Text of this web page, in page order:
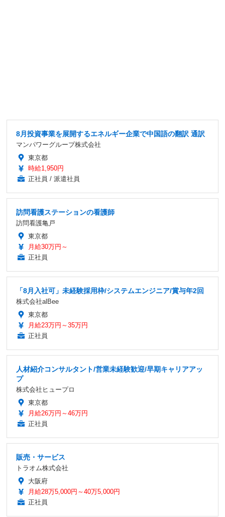
8月投資事業を展開するエネルギー企業で中国語の翻訳 通訳
マンパワーグループ株式会社
東京都
時給1,950円
正社員 / 派遣社員
訪問看護ステーションの看護師
訪問看護亀戸
東京都
月給30万円～
正社員
「8月入社可」未経験採用枠/システムエンジニア/賞与年2回
株式会社alBee
東京都
月給23万円～35万円
正社員
人材紹介コンサルタント/営業未経験歓迎/早期キャリアアッ
プ
株式会社ヒュープロ
東京都
月給26万円～46万円
正社員
販売・サービス
トラオム株式会社
大阪府
月給28万5,000円～40万5,000円
正社員